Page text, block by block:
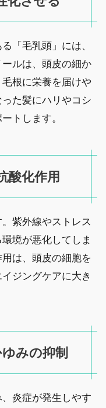
「毛乳頭」には、
ルは、頭皮の細か
根に栄養を届けや
た髪にハリやコシ
トします。
酸化作用
紫外線やストレス
境が悪化してしま
は、頭皮の細胞を
ジングケアに大き
みの抑制
炎症が発生しやす